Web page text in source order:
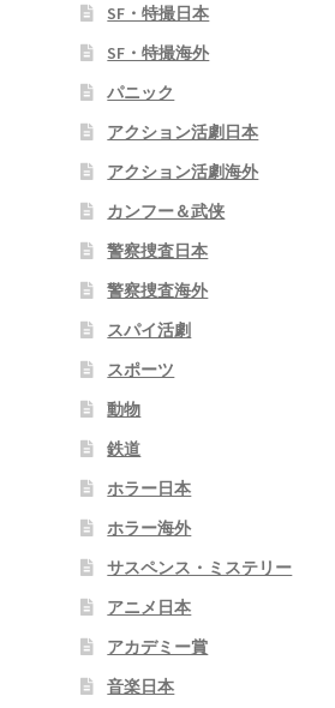
SF・特撮日本
SF・特撮海外
パニック
アクション活劇日本
アクション活劇海外
カンフー＆武侠
警察捜査日本
警察捜査海外
スパイ活劇
スポーツ
動物
鉄道
ホラー日本
ホラー海外
サスペンス・ミステリー
アニメ日本
アカデミー賞
音楽日本